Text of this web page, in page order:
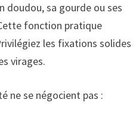
sa gourde ou ses
fonction pratique
les fixations solides
virages.
ne se négocient pas :